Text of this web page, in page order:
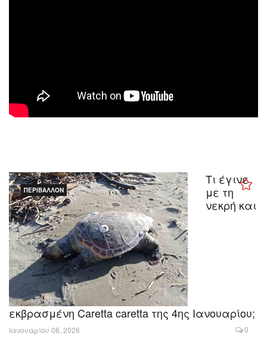
ΠΕΡΙΒΆΛΛΟΝ
Τι έγινε
με τη
νεκρή και
εκβρασμένη Caretta caretta της 4ης Ιανουαρίου;
Ιανουαρίου 06, 2026 0